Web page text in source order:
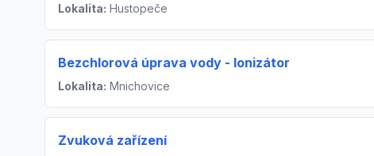
Lokalita: Hustopeče
Bezchlorová úprava vody - Ionizátor
Lokalita: Mnichovice
Zvuková zařízení